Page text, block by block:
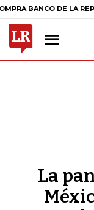
DE LA REPÚBLICA
La